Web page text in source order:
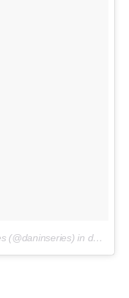
Una foto pubblicata da Dani Daninseries (@daninseries) in data: